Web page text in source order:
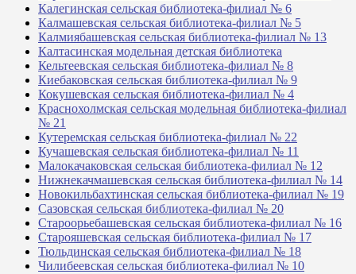
Калегинская сельская библиотека-филиал № 6
Калмашевская сельская библиотека-филиал № 5
Калмиябашевская сельская библиотека-филиал № 13
Калтасинская модельная детская библиотека
Кельтеевская сельская библиотека-филиал № 8
Киебаковская сельская библиотека-филиал № 9
Кокушевская сельская библиотека-филиал № 4
Краснохолмская сельская модельная библиотека-филиал
№ 21
Кутеремская сельская библиотека-филиал № 22
Кучашевская сельская библиотека-филиал № 11
Малокачаковская сельская библиотека-филиал № 12
Нижнекачмашевская сельская библиотека-филиал № 14
Новокильбахтинская сельская библиотека-филиал № 19
Сазовская сельская библиотека-филиал № 20
Староорьебашевская сельская библиотека-филиал № 16
Старояшевская сельская библиотека-филиал № 17
Тюльдинская сельская библиотека-филиал № 18
Чилибеевская сельская библиотека-филиал № 10